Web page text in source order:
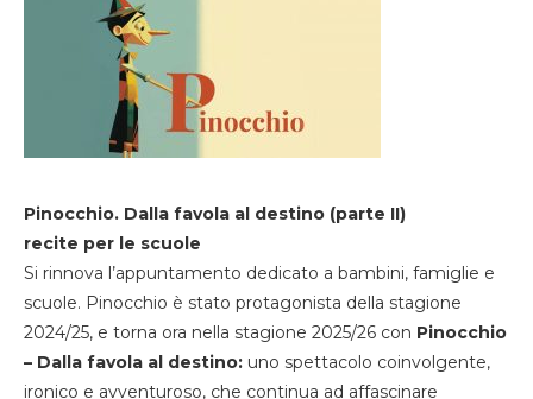
Pinocchio. Dalla favola al destino (parte II)
recite per le scuole
Si rinnova l’appuntamento dedicato a bambini, famiglie e
scuole. Pinocchio è stato protagonista della stagione
2024/25, e torna ora nella stagione 2025/26 con Pinocchio
– Dalla favola al destino: uno spettacolo coinvolgente,
ironico e avventuroso, che continua ad affascinare